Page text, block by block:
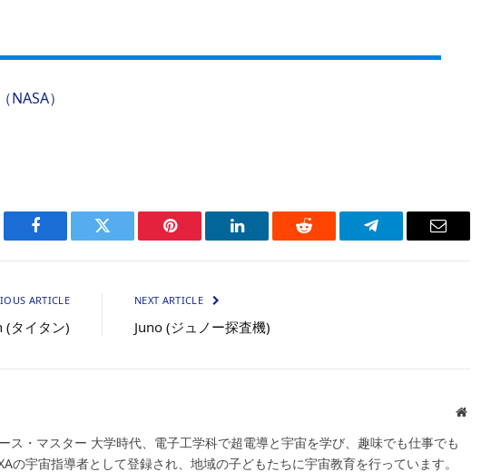
）
Facebook Twitter Pinterest LinkedIn Reddit Telegram Email
ARTICLE
(タイタン)
NEXT ARTICLE
Juno (ジュノー探査機)
Website
ス・マスター 大学時代、電子工学科で超電導と宇宙を学び、趣味でも仕事でも
の宇宙指導者として登録され、地域の子どもたちに宇宙教育を行っています。